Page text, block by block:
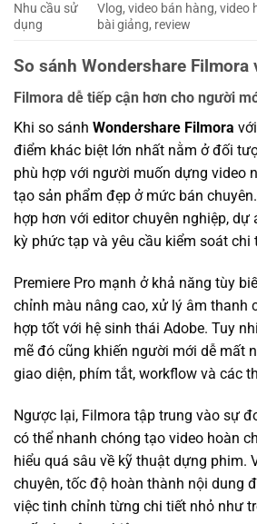
Nhu cầu sử
dụng
Vlog, video bán hàng, video
bài giảng, review
So sánh Wondershare Filmora
Filmora dễ tiếp cận hơn cho người
Khi so sánh Wondershare Filmora
điểm khác biệt lớn nhất nằm ở đối
phù hợp với người muốn dựng video
tạo sản phẩm đẹp ở mức bán
hợp hơn với editor chuyên nghiệp, dự
kỳ phức tạp và yêu cầu kiểm soát chi
Premiere Pro mạnh ở khả năng tùy
chỉnh màu nâng cao, xử lý âm thanh
hợp tốt với hệ sinh thái Adobe. Tuy
mẽ đó cũng khiến người mới dễ mất
giao diện, phím tắt, workflow và các
Ngược lại, Filmora tập trung vào sự
có thể nhanh chóng tạo video hoàn
hiểu quá sâu về kỹ thuật dựng phim.
chuyên, tốc độ hoàn thành nội dung
việc tinh chỉnh từng chi tiết nhỏ như